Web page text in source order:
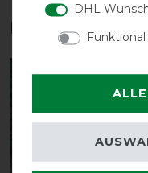
Das perfekte
-10%
DHL
Funktional